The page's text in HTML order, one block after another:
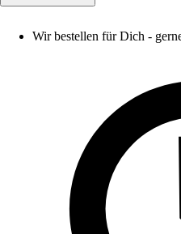
Wir bestellen für Dich -